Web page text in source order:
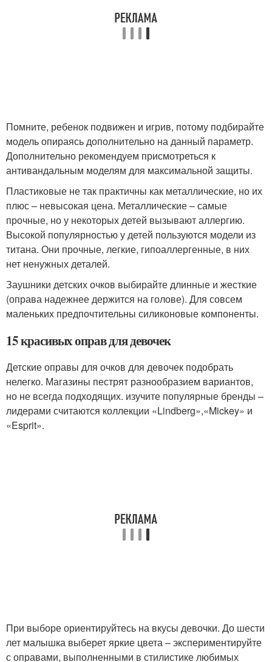
Помните, ребенок подвижен и игрив, потому подбирайте
модель опираясь дополнительно на данный параметр.
Дополнительно рекомендуем присмотреться к
антивандальным моделям для максимальной защиты.
Пластиковые не так практичны как металлические, но их
плюс – невысокая цена. Металлические – самые
прочные, но у некоторых детей вызывают аллергию.
Высокой популярностью у детей пользуются модели из
титана. Они прочные, легкие, гипоаллергенные, в них
нет ненужных деталей.
Заушники детских очков выбирайте длинные и жесткие
(оправа надежнее держится на голове). Для совсем
маленьких предпочтительны силиконовые компоненты.
15 красивых оправ для девочек
Детские оправы для очков для девочек подобрать
нелегко. Магазины пестрят разнообразием вариантов,
но не всегда подходящих. изучите популярные бренды –
лидерами считаются коллекции «Lindberg»,«Mickey» и
«Esprit».
При выборе ориентируйтесь на вкусы девочки. До шести
лет малышка выберет яркие цвета – экспериментируйте
с оправами, выполненными в стилистике любимых